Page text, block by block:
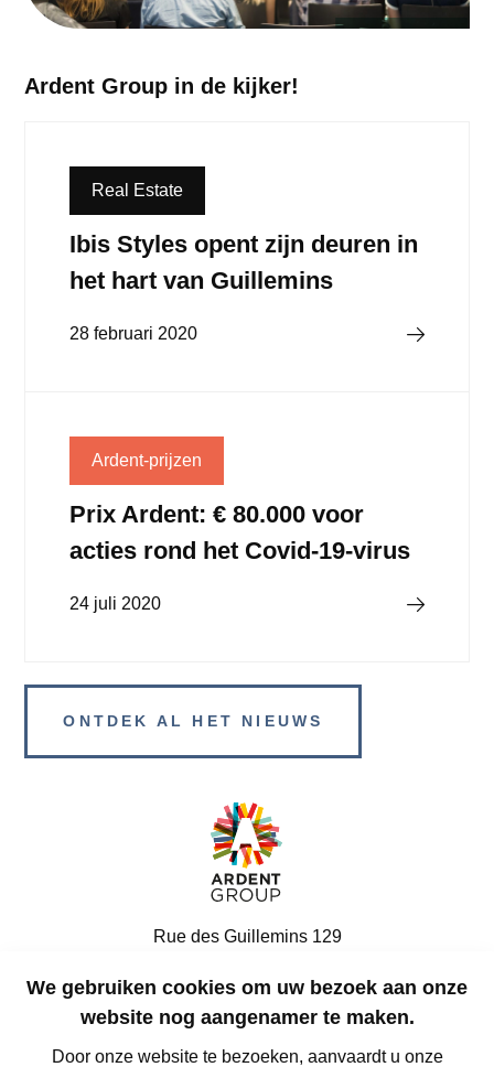
Ardent Group in de kijker!
Real Estate
Ibis Styles opent zijn deuren in
het hart van Guillemins
28 februari 2020 Lees verder
Ardent-prijzen
Prix Ardent: € 80.000 voor
acties rond het Covid-19-virus
24 juli 2020 Lees verder
ONTDEK AL HET NIEUWS
Rue des Guillemins 129
België
We gebruiken cookies om uw bezoek aan onze
website nog aangenamer te maken.
Door onze website te bezoeken, aanvaardt u onze